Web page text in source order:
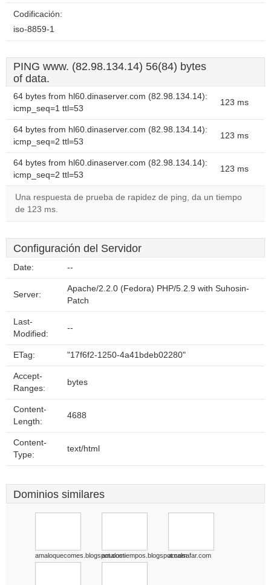
Codificación:
iso-8859-1
PING www. (82.98.134.14) 56(84) bytes
of data.
64 bytes from hl60.dinaserver.com (82.98.134.14):
icmp_seq=1 ttl=53
123 ms
64 bytes from hl60.dinaserver.com (82.98.134.14):
icmp_seq=2 ttl=53
123 ms
64 bytes from hl60.dinaserver.com (82.98.134.14):
icmp_seq=2 ttl=53
123 ms
Una respuesta de prueba de rapidez de ping, da un tiempo
de 123 ms.
Configuración del Servidor
Date: --
Server:
Apache/2.2.0 (Fedora) PHP/5.2.9 with Suhosin-
Patch
Last-
Modified:
--
ETag: "17f6f2-1250-4a41bdeb02280"
Accept-
Ranges:
bytes
Content-
Length:
4688
Content-
Type:
text/html
Dominios similares
amaloquecomes.blogspot.comamalostiempos.blogspot.comamalsafar.com